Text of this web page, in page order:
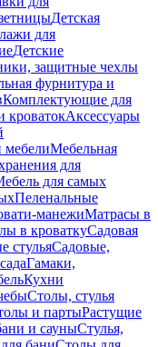
Детская
для
Детские
защитные чехлы
фурнитура и
Комплектующие для
кроватокАксессуары
мебелиМебельная
для
для самых
Пеленальные
манежиМатрасы в
в кроваткуСадовая
стульяСадовые,
Гамаки,
Кухни
Столы, стулья
и партыРастущие
и сауныСтулья,